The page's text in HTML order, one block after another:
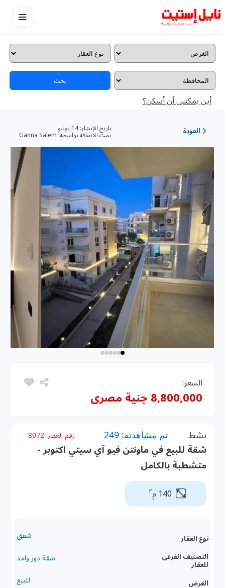
بحث
أين يمكننى أن أسكن؟
العودة تاريخ الإنشاء:
تمت الاضافه بواسطه: Ganna Salem
السعر:
8,800,000 جنية مصرى
نشط تم مشاهدته: 249 رقم العقار: 8072
شقة للبيع في ماونتن فيو آي سيتي اكتوبر -
متشطبة بالكامل
140 م ٢
نوع العقار شقق
التصنيف الفرعى
للعقار
شقة دور واحد
الغرض للبيع